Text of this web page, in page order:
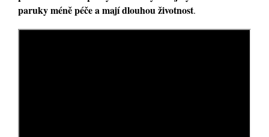
paruky méně péče a mají dlouhou životnost.